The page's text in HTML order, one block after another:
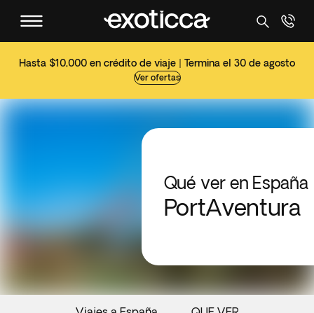
Hasta $10,000 en crédito de viaje | Termina el 30 de agosto
Ver ofertas
Qué ver en España
PortAventura